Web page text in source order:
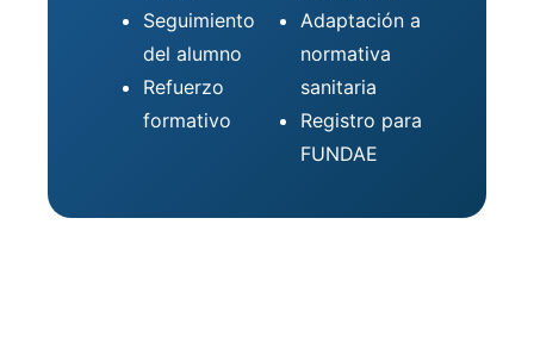
Seguimiento
del alumno
Refuerzo
formativo
Adaptación a
normativa
sanitaria
Registro para
FUNDAE